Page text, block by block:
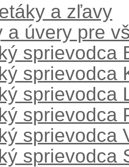
a zľavy
a úvery pre
sprievodca
sprievodca
sprievodca
sprievodca
sprievodca
sprievodca